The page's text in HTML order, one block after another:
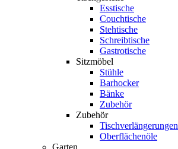
Esstische
Couchtische
Stehtische
Schreibtische
Gastrotische
Sitzmöbel
Stühle
Barhocker
Bänke
Zubehör
Zubehör
Tischverlängerungen
Oberflächenöle
Garten